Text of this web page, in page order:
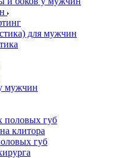
для мужчин
мужчин
половых губ
клитора
губ